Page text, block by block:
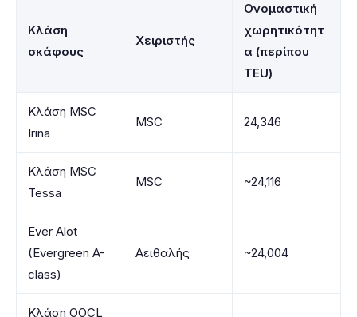
Κλάση
σκάφους
Χειριστής
Ονομαστική
χωρητικότητ
α (περίπου
TEU)
Κλάση MSC
Irina
MSC 24,346
Κλάση MSC
Tessa
MSC ~24,116
Ever Alot
(Evergreen A-
class)
Αειθαλής ~24,004
Κλάση OOCL